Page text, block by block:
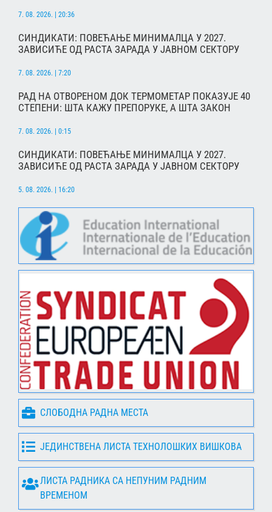
7. 08. 2026. | 20:36
СИНДИКАТИ: ПОВЕЋАЊЕ МИНИМАЛЦА У 2027.
ЗАВИСИЋЕ ОД РАСТА ЗАРАДА У ЈАВНОМ СЕКТОРУ
7. 08. 2026. | 7:20
РАД НА ОТВОРЕНОМ ДОК ТЕРМОМЕТАР ПОКАЗУЈЕ 40
СТЕПЕНИ: ШТА КАЖУ ПРЕПОРУКЕ, А ШТА ЗАКОН
7. 08. 2026. | 0:15
СИНДИКАТИ: ПОВЕЋАЊЕ МИНИМАЛЦА У 2027.
ЗАВИСИЋЕ ОД РАСТА ЗАРАДА У ЈАВНОМ СЕКТОРУ
5. 08. 2026. | 16:20
СЛОБОДНА РАДНА МЕСТА
ЈЕДИНСТВЕНА ЛИСТА ТЕХНОЛОШКИХ ВИШКОВА
ЛИСТА РАДНИКА СА НЕПУНИМ РАДНИМ
ВРЕМЕНОМ